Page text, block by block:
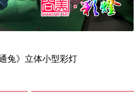
通兔》立体小型彩灯